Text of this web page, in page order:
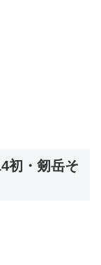
初・剱岳そ